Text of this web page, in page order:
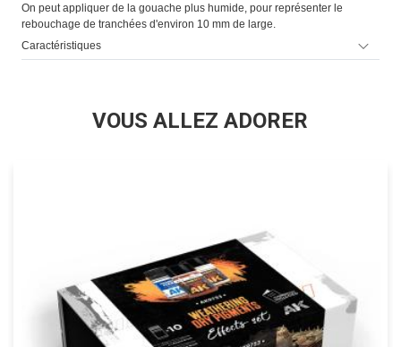
On peut appliquer de la gouache plus humide, pour représenter le
rebouchage de tranchées d'environ 10 mm de large.
Caractéristiques
VOUS ALLEZ ADORER